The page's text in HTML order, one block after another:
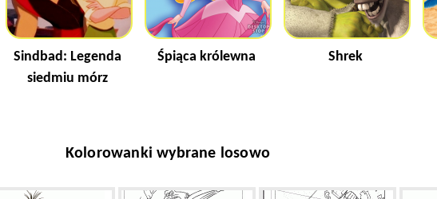
Sindbad: Legenda
siedmiu mórz
Śpiąca królewna Shrek
Kolorowanki wybrane losowo